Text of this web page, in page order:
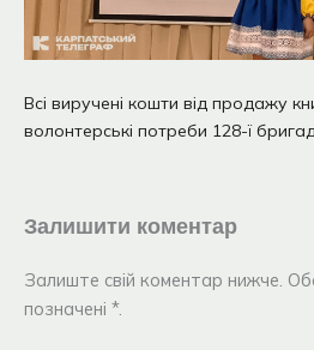
Всі виручені кошти від продажу
волонтерські потреби 128-ї
Залишити коментар
Залиште свій коментар нижче.
позначені *.